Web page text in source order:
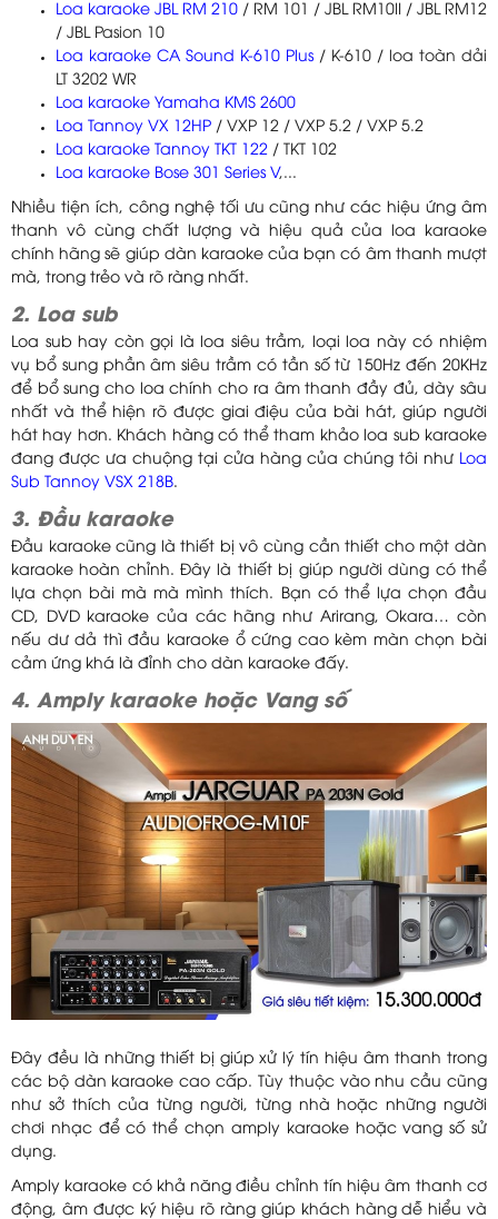
Loa karaoke JBL RM 210 / RM 101 / JBL RM10II / JBL RM12
/ JBL Pasion 10
Loa karaoke CA Sound K-610 Plus / K-610 / loa toàn dải
LT 3202 WR
Loa karaoke Yamaha KMS 2600
Loa Tannoy VX 12HP / VXP 12 / VXP 5.2 / VXP 5.2
Loa karaoke Tannoy TKT 122 / TKT 102
Loa karaoke Bose 301 Series V,...
Nhiều tiện ích, công nghệ tối ưu cũng như các hiệu ứng âm
thanh vô cùng chất lượng và hiệu quả của loa karaoke
chính hãng sẽ giúp dàn karaoke của bạn có âm thanh mượt
mà, trong trẻo và rõ ràng nhất.
2. Loa sub
Loa sub hay còn gọi là loa siêu trầm, loại loa này có nhiệm
vụ bổ sung phần âm siêu trầm có tần số từ 150Hz đến 20KHz
để bổ sung cho loa chính cho ra âm thanh đầy đủ, dày sâu
nhất và thể hiện rõ được giai điệu của bài hát, giúp người
hát hay hơn. Khách hàng có thể tham khảo loa sub karaoke
đang được ưa chuộng tại cửa hàng của chúng tôi như Loa
Sub Tannoy VSX 218B.
3. Đầu karaoke
Đầu karaoke cũng là thiết bị vô cùng cần thiết cho một dàn
karaoke hoàn chỉnh. Đây là thiết bị giúp người dùng có thể
lựa chọn bài mà mà mình thích. Bạn có thể lựa chọn đầu
CD, DVD karaoke của các hãng như Arirang, Okara… còn
nếu dư dả thì đầu karaoke ổ cứng cao kèm màn chọn bài
cảm ứng khá là đỉnh cho dàn karaoke đấy.
4. Amply karaoke hoặc Vang số
Đây đều là những thiết bị giúp xử lý tín hiệu âm thanh trong
các bộ dàn karaoke cao cấp. Tùy thuộc vào nhu cầu cũng
như sở thích của từng người, từng nhà hoặc những người
chơi nhạc để có thể chọn amply karaoke hoặc vang số sử
dụng.
Amply karaoke có khả năng điều chỉnh tín hiệu âm thanh cơ
động, âm được ký hiệu rõ ràng giúp khách hàng dễ hiểu và